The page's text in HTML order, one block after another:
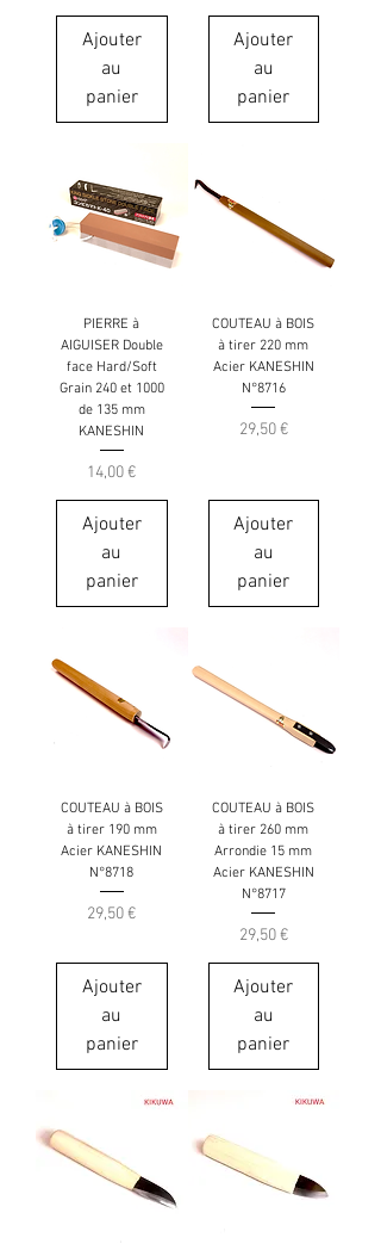
Ajouter
au
panier
Ajouter
au
panier
PIERRE à
AIGUISER Double
face Hard/Soft
Grain 240 et 1000
de 135 mm
KANESHIN
Prix
14,00 €
Ajouter
au
panier
COUTEAU à BOIS
à tirer 220 mm
Acier KANESHIN
N°8716
Prix
29,50 €
Ajouter
au
panier
COUTEAU à BOIS
à tirer 190 mm
Acier KANESHIN
N°8718
Prix
29,50 €
Ajouter
au
panier
COUTEAU à BOIS
à tirer 260 mm
Arrondie 15 mm
Acier KANESHIN
N°8717
Prix
29,50 €
Ajouter
au
panier